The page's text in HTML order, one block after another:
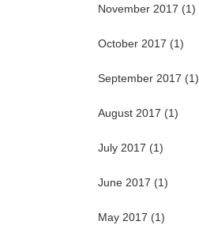
November 2017 (1)
October 2017 (1)
September 2017 (1)
August 2017 (1)
July 2017 (1)
June 2017 (1)
May 2017 (1)